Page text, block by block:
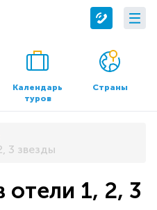
О компании
О нас
Контакты
Документы и реквизиты
Календарь
туров
Страны
3 звезды
отели 1, 2, 3